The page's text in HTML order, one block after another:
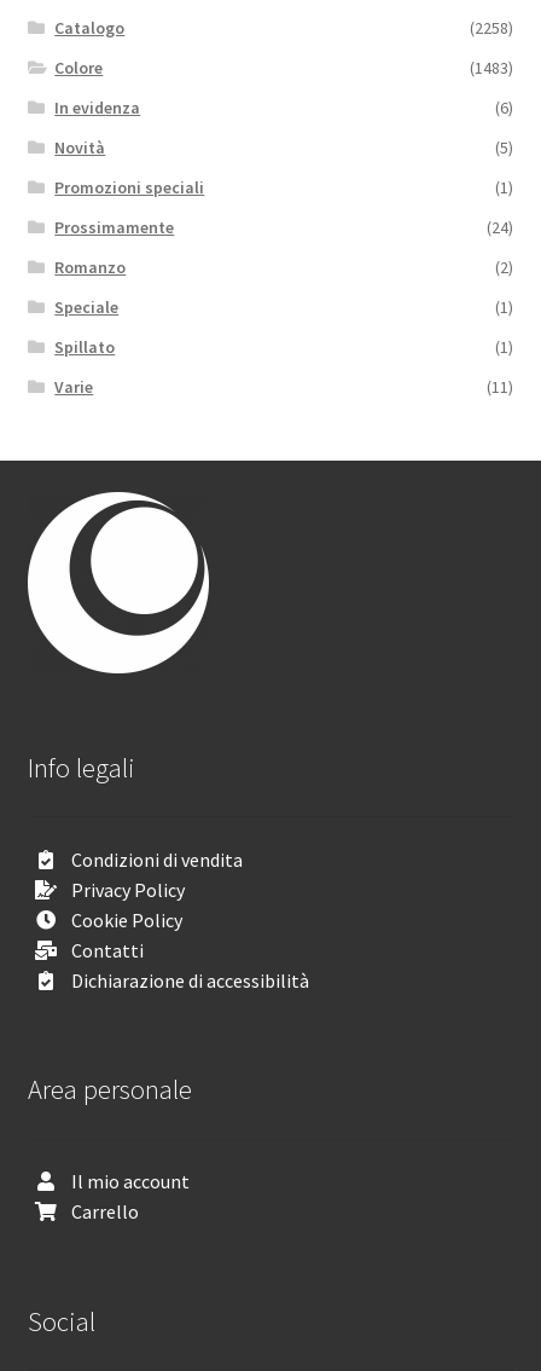
Catalogo
(2258)
Colore
(1483)
In evidenza
(6)
Novità
(5)
Promozioni speciali
(1)
Prossimamente
(24)
Romanzo
(2)
Speciale
(1)
Spillato
(1)
Varie
(11)
Info legali
Condizioni di vendita
Privacy Policy
Cookie Policy
Contatti
Dichiarazione di accessibilità
Area personale
Il mio account
Carrello
Social